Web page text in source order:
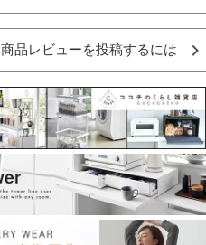
商品レビューを投稿するには